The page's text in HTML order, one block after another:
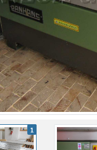
1